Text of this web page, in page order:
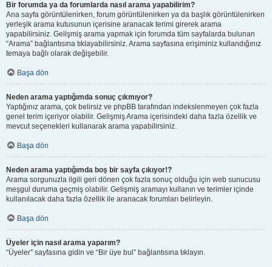
Bir forumda ya da forumlarda nasıl arama yapabilirim?
Ana sayfa görüntülenirken, forum görüntülenirken ya da başlık görüntülenirken
yerleşik arama kutusunun içerisine aranacak terimi girerek arama
yapabilirsiniz. Gelişmiş arama yapmak için forumda tüm sayfalarda bulunan
“Arama” bağlantısına tıklayabilirsiniz. Arama sayfasına erişiminiz kullandığınız
temaya bağlı olarak değişebilir.
Başa dön
Neden arama yaptığımda sonuç çıkmıyor?
Yaptığınız arama, çok belirsiz ve phpBB tarafından indekslenmeyen çok fazla
genel terim içeriyor olabilir. Gelişmiş Arama içerisindeki daha fazla özellik ve
mevcut seçenekleri kullanarak arama yapabilirsiniz.
Başa dön
Neden arama yaptığımda boş bir sayfa çıkıyor!?
Arama sorgunuzla ilgili geri dönen çok fazla sonuç olduğu için web sunucusu
meşgul duruma geçmiş olabilir. Gelişmiş aramayı kullanın ve terimler içinde
kullanılacak daha fazla özellik ile aranacak forumları belirleyin.
Başa dön
Üyeler için nasıl arama yaparım?
“Üyeler” sayfasına gidin ve “Bir üye bul” bağlantısına tıklayın.